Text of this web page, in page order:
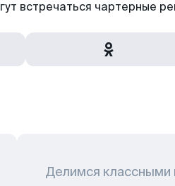
встречаться чартерные
Делимся классными